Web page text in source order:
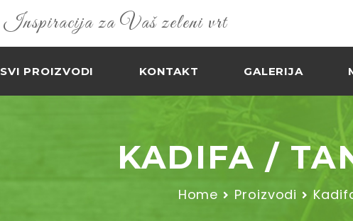
Inspiracija za Vaš zeleni vrt
SVI PROIZVODI KONTAKT GALERIJA
KADIFA /
Home Proizvodi